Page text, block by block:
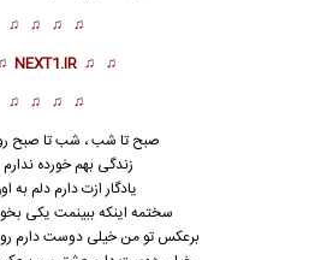
♫ ♫ ♫ ♫
♫ ♫
NEXT1.IR
♫ ♫ ♫ ♫
صبح تا شب ، شب تا صبح
زندگی بهم خورده ندارم
یادگار ازت دارم دلم به
سختمه اینکه ببینمت یکی
برعکس تو من خیلی دوست دارم